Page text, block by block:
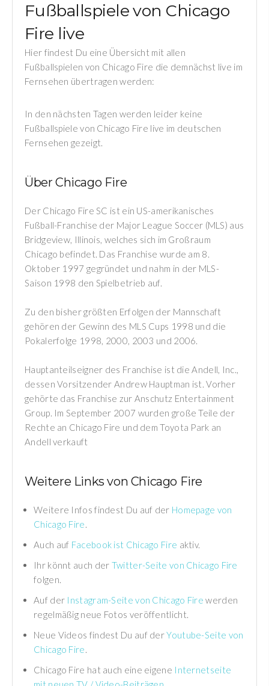
Fußballspiele von Chicago
Fire live
Hier findest Du eine Übersicht mit allen
Fußballspielen von Chicago Fire die demnächst live im
Fernsehen übertragen werden:
In den nächsten Tagen werden leider keine
Fußballspiele von Chicago Fire live im deutschen
Fernsehen gezeigt.
Über Chicago Fire
Der Chicago Fire SC ist ein US-amerikanisches
Fußball-Franchise der Major League Soccer (MLS) aus
Bridgeview, Illinois, welches sich im Großraum
Chicago befindet. Das Franchise wurde am 8.
Oktober 1997 gegründet und nahm in der MLS-
Saison 1998 den Spielbetrieb auf.
Zu den bisher größten Erfolgen der Mannschaft
gehören der Gewinn des MLS Cups 1998 und die
Pokalerfolge 1998, 2000, 2003 und 2006.
Hauptanteilseigner des Franchise ist die Andell, Inc.,
dessen Vorsitzender Andrew Hauptman ist. Vorher
gehörte das Franchise zur Anschutz Entertainment
Group. Im September 2007 wurden große Teile der
Rechte an Chicago Fire und dem Toyota Park an
Andell verkauft
Weitere Links von Chicago Fire
Weitere Infos findest Du auf der Homepage von
Chicago Fire.
Auch auf Facebook ist Chicago Fire aktiv.
Ihr könnt auch der Twitter-Seite von Chicago Fire
folgen.
Auf der Instagram-Seite von Chicago Fire werden
regelmäßig neue Fotos veröffentlicht.
Neue Videos findest Du auf derYoutube-Seite von
Chicago Fire.
Chicago Fire hat auch eine eigene Internetseite